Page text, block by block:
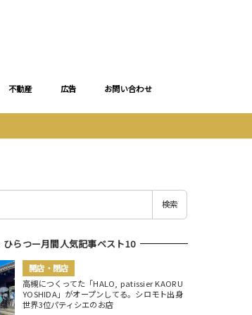
不動産 広告 お問い合わせ
検索
ひらつー月間人気記事ベスト10
開店・閉店
高槻につくってた「HALO, patissier KAORU
YOSHIDA」がオープンしてる。シロモト出身
世界3位パティシエのお店